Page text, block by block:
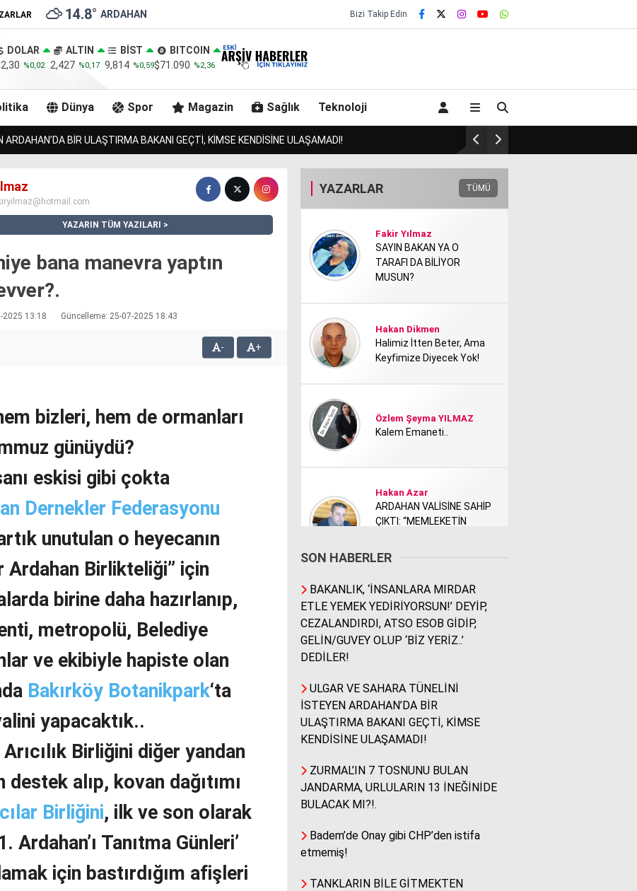
14.8° ARDAHAN Bizi Takip Edin
DOLAR
%0,02
ALTIN
2,427 %0,17
BİST
9,814 %0,59
BITCOIN
$71.090 %2,36
Dünya Spor Magazin Sağlık Teknoloji
ZURMAL’IN 7 TOSNUNU BULAN JANDARMA, URLULARIN 13 İNEĞİNİDE BULACAK MI?!.
YAZARIN TÜM YAZILARI
bana manevra yaptın
2025 13:18 Güncelleme: 25-07-2025 18:43
- +
bizleri, hem de ormanları
günüydü?
eskisi gibi çokta
Dernekler Federasyonu
unutulan o heyecanın
Ardahan Birlikteliği” için
birine daha hazırlanıp,
metropolü, Belediye
ve ekibiyle hapiste olan
Bakırköy Botanikpark‘ta
yapacaktık..
Birliğini diğer yandan
destek alıp, kovan dağıtımı
Birliğini, ilk ve son olarak
Ardahan’ı Tanıtma Günleri’
için bastırdığım afişleri
YAZARLAR TÜMÜ
Fakir Yılmaz
SAYIN BAKAN YA O
TARAFI DA BİLİYOR
MUSUN?
Hakan Dikmen
Halimiz İtten Beter, Ama
Keyfimize Diyecek Yok!
Özlem Şeyma YILMAZ
Kalem Emaneti..
Hakan Azar
ARDAHAN VALİSİNE SAHİP
ÇIKTI: “MEMLEKETİN
RAHATSIZ ETTİ?”
Rodi Baz
Blok Mermer Fuarı ve
Kaçırılmaması Gereken
Bir Fırsat
Sevgi Yetmez, Alan
Açmak Gerekir..
Yazıcıoğlu Ümit
SON HABERLER
BAKANLIK, ‘İNSANLARA MIRDAR
ETLE YEMEK YEDİRİYORSUN!’ DEYİP,
CEZALANDIRDI, ATSO ESOB GİDİP,
GELİN/GUVEY OLUP ‘BİZ YERİZ..’
DEDİLER!
ULGAR VE SAHARA TÜNELİNİ
İSTEYEN ARDAHAN’DA BİR
ULAŞTIRMA BAKANI GEÇTİ, KİMSE
KENDİSİNE ULAŞAMADI!
ZURMAL’IN 7 TOSNUNU BULAN
JANDARMA, URLULARIN 13 İNEĞİNİDE
BULACAK MI?!.
Badem’de Onay gibi CHP’den istifa
etmemiş!
TANKLARIN BİLE GİTMEKTEN